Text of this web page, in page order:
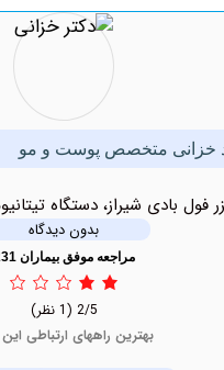
متخصص پوست و مو
شیراز، دستگاه تیتانیوم 2023برای کل بدن
بدون دیدگاه
مراجعه موفق بیماران 231
بهترین راههای ارتباطی این دکتر